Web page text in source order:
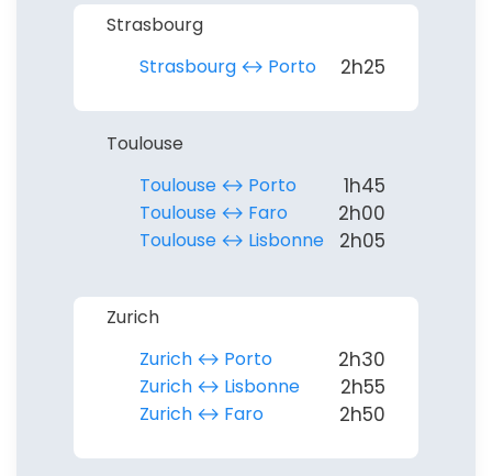
Strasbourg
Strasbourg ↔︎ Porto
2h25
Toulouse
Toulouse ↔︎ Porto
1h45
Toulouse ↔︎ Faro 2h00
Toulouse ↔︎ Lisbonne 2h05
Zurich
Zurich ↔︎ Porto
2h30
Zurich ↔︎ Lisbonne 2h55
Zurich ↔︎ Faro 2h50